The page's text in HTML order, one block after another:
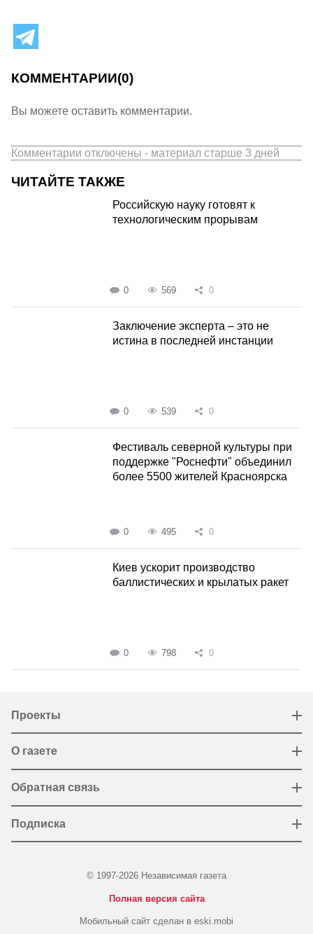
КОММЕНТАРИИ(0)
Вы можете оставить комментарии.
Комментарии отключены - материал старше 3 дней
ЧИТАЙТЕ ТАКЖЕ
Российскую науку готовят к
технологическим прорывам
0 569 0
Заключение эксперта – это не
истина в последней инстанции
0 539 0
Фестиваль северной культуры при
поддержке "Роснефти" объединил
более 5500 жителей Красноярска
0 495 0
Киев ускорит производство
баллистических и крылатых ракет
0 798 0
Проекты
О газете
Обратная связь
Подписка
© 1997-2026 Независимая газета
Полная версия сайта
Мобильный сайт сделан в eski.mobi